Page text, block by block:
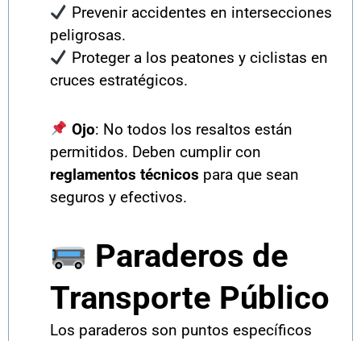
Prevenir accidentes en intersecciones
peligrosas.
Proteger a los peatones y ciclistas en
cruces estratégicos.
Ojo: No todos los resaltos están
permitidos. Deben cumplir con
reglamentos técnicos para que sean
seguros y efectivos.
Paraderos de
Transporte Público
Los paraderos son puntos específicos